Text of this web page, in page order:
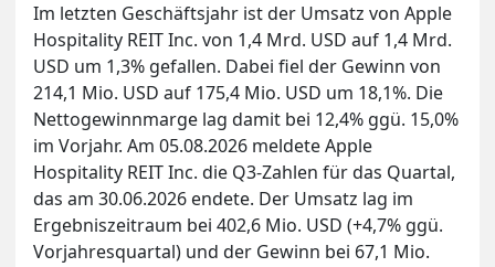
Im letzten Geschäftsjahr ist der Umsatz von Apple
Hospitality REIT Inc. von 1,4 Mrd. USD auf 1,4 Mrd.
USD um 1,3% gefallen. Dabei fiel der Gewinn von
214,1 Mio. USD auf 175,4 Mio. USD um 18,1%. Die
Nettogewinnmarge lag damit bei 12,4% ggü. 15,0%
im Vorjahr. Am 05.08.2026 meldete Apple
Hospitality REIT Inc. die Q3-Zahlen für das Quartal,
das am 30.06.2026 endete. Der Umsatz lag im
Ergebniszeitraum bei 402,6 Mio. USD (+4,7% ggü.
Vorjahresquartal) und der Gewinn bei 67,1 Mio.